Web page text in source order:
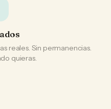
reales. Sin permanencias.
quieras.